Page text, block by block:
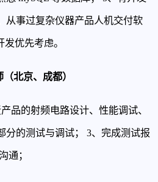
从事过复杂仪器产品人机交付软
优先考虑。
（北京、成都）
品的射频电路设计、性能调试、
分的测试与调试；3、完成测试报
通；